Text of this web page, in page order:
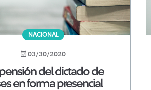
NACIONAL
03/30/2020
del dictado de
en forma presencial